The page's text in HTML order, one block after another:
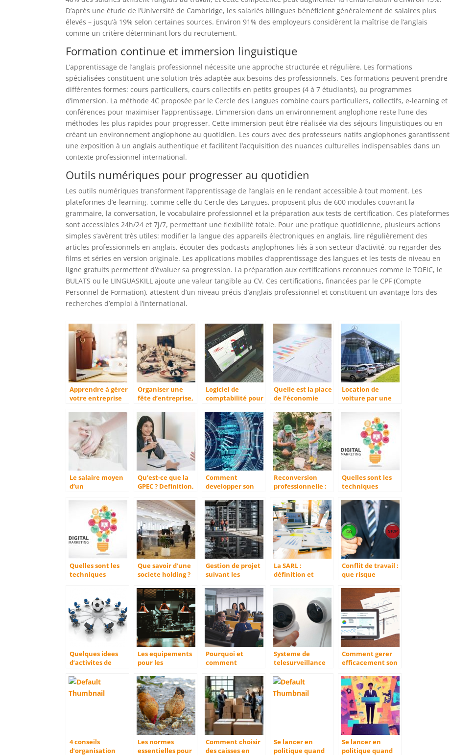
D’après une étude de l’Université de Cambridge, les salariés bilingues bénéficient généralement de salaires plus
élevés – jusqu’à 19% selon certaines sources. Environ 91% des employeurs considèrent la maîtrise de l’anglais
comme un critère déterminant lors du recrutement.
Formation continue et immersion linguistique
L’apprentissage de l’anglais professionnel nécessite une approche structurée et régulière. Les formations
spécialisées constituent une solution très adaptée aux besoins des professionnels. Ces formations peuvent prendre
différentes formes: cours particuliers, cours collectifs en petits groupes (4 à 7 étudiants), ou programmes
d’immersion. La méthode 4C proposée par le Cercle des Langues combine cours particuliers, collectifs, e-learning et
conférences pour maximiser l’apprentissage. L’immersion dans un environnement anglophone reste l’une des
méthodes les plus rapides pour progresser. Cette immersion peut être réalisée via des séjours linguistiques ou en
créant un environnement anglophone au quotidien. Les cours avec des professeurs natifs anglophones garantissent
une exposition à un anglais authentique et facilitent l’acquisition des nuances culturelles indispensables dans un
contexte professionnel international.
Outils numériques pour progresser au quotidien
Les outils numériques transforment l’apprentissage de l’anglais en le rendant accessible à tout moment. Les
plateformes d’e-learning, comme celle du Cercle des Langues, proposent plus de 600 modules couvrant la
grammaire, la conversation, le vocabulaire professionnel et la préparation aux tests de certification. Ces plateformes
sont accessibles 24h/24 et 7j/7, permettant une flexibilité totale. Pour une pratique quotidienne, plusieurs actions
simples s’avèrent très utiles: modifier la langue des appareils électroniques en anglais, lire régulièrement des
articles professionnels en anglais, écouter des podcasts anglophones liés à son secteur d’activité, ou regarder des
films et séries en version originale. Les applications mobiles d’apprentissage des langues et les tests de niveau en
ligne gratuits permettent d’évaluer sa progression. La préparation aux certifications reconnues comme le TOEIC, le
BULATS ou le LINGUASKILL ajoute une valeur tangible au CV. Ces certifications, financées par le CPF (Compte
Personnel de Formation), attestent d’un niveau précis d’anglais professionnel et constituent un avantage lors des
recherches d’emploi à l’international.
Apprendre à gérer
votre entreprise
investissement
Organiser une
fête d’entreprise,
?
Logiciel de
comptabilité pour
entreprises
Quelle est la place
de l’économie
entreprise ?
Location de
voiture par une
faut-il savoir ?
Le salaire moyen
d’un
Qu’est-ce que la
GPEC ? Definition,
Comment
developper son
web ?
Reconversion
professionnelle :
l’agriculture
Quelles sont les
techniques
utiliser en 2022
pour booster son
developpement ?
Quelles sont les
techniques
pour booster son
developpement ?
Que savoir d’une
societe holding ?
Gestion de projet
suivant les
La SARL :
définition et
Conflit de travail :
que risque
Quelques idees
d’activites de
d’entreprises
Les equipements
pour les
la cuisine.
Pourquoi et
comment
evenements
d’entreprise ?
Systeme de
telesurveillance
quels sont les
avantages ?
Comment gerer
efficacement son
hoteliere ?
4 conseils
d’organisation
Les normes
essentielles pour
Comment choisir
des caisses en
Se lancer en
politique quand
Se lancer en
politique quand